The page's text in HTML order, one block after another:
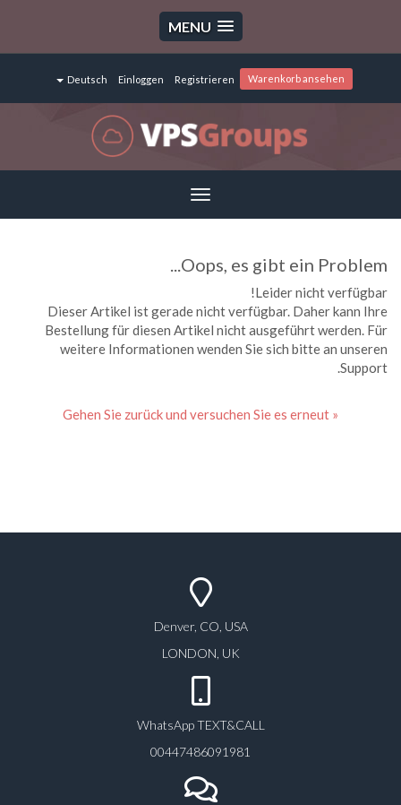
MENU
Deutsch Einloggen Registrieren Warenkorb ansehen
Toggle
navigation
Oops, es gibt ein Problem...
Leider nicht verfügbar!
Dieser Artikel ist gerade nicht verfügbar. Daher kann Ihre
Bestellung für diesen Artikel nicht ausgeführt werden. Für
weitere Informationen wenden Sie sich bitte an unseren
Support.
« Gehen Sie zurück und versuchen Sie es erneut
Denver, CO, USA
LONDON, UK
WhatsApp TEXT&CALL
00447486091981